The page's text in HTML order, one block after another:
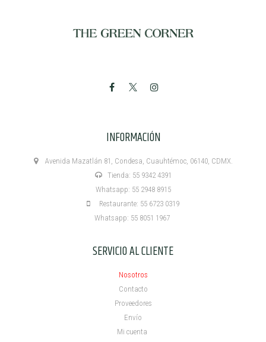
INFORMACIÓN
Avenida Mazatlán 81, Condesa, Cuauhtémoc, 06140, CDMX.
Tienda: 55 9342 4391
Whatsapp: 55 2948 8915
Restaurante: 55 6723 0319
Whatsapp: 55 8051 1967
SERVICIO AL CLIENTE
Nosotros
Contacto
Proveedores
Envío
Mi cuenta ​